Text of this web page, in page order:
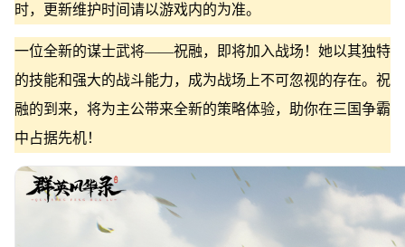
时，更新维护时间请以游戏内的为准。
一位全新的谋士武将——祝融，即将加入战场！她以其独特
的技能和强大的战斗能力，成为战场上不可忽视的存在。祝
融的到来，将为主公带来全新的策略体验，助你在三国争霸
中占据先机！